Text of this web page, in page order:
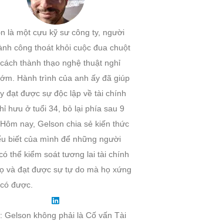
là một cựu kỹ sư công ty, người
công thoát khỏi cuộc đua chuột
thành thạo nghệ thuật nghỉ
Hành trình của anh ấy đã giúp
đạt được sự độc lập về tài chính
hưu ở tuổi 34, bỏ lại phía sau 9
nay, Gelson chia sẻ kiến thức
biết của mình để những người
thể kiểm soát tương lai tài chính
và đạt được sự tự do mà họ xứng
được.
Gelson không phải là Cố vấn Tài